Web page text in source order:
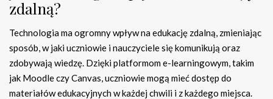
zdalną?
Technologia ma ogromny wpływ na edukację zdalną, zmieniając
sposób, w jaki uczniowie i nauczyciele się komunikują oraz
zdobywają wiedzę. Dzięki platformom e-learningowym, takim
jak Moodle czy Canvas, uczniowie mogą mieć dostęp do
materiałów edukacyjnych w każdej chwili i z każdego miejsca.